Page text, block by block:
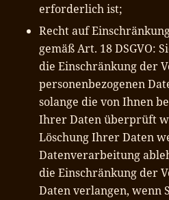
erforderlich ist;
Recht auf
gemäß Art. 18 DSGVO:
die Einschränkung der
personenbezogenen
solange die von Ihnen
Ihrer Daten überprüft
Löschung Ihrer Daten
Datenverarbeitung
die Einschränkung der
Daten verlangen, wenn